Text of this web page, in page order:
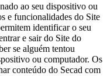
ao seu dispositivo ou
e funcionalidades do Site
identificar o seu
e sair do Site do
se alguém tentou
ou computador. Os
conteúdo do Secad com